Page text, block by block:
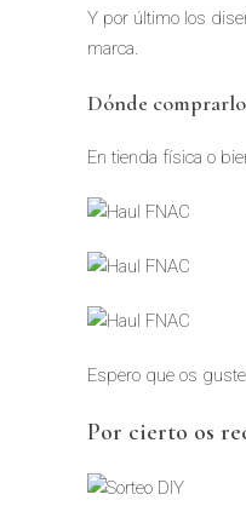
Y por último los
marca.
Dónde
En tienda física o
Espero que os
Por cierto os